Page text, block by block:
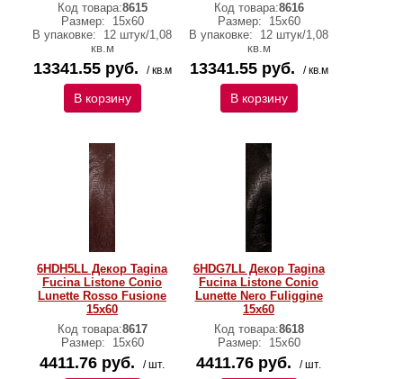
Код товара:8615
Размер:
15x60
В упаковке:
12 штук/1,08
кв.м
13341.55 руб. / кв.м
В корзину
Код товара:8616
Размер:
15x60
В упаковке:
12 штук/1,08
кв.м
13341.55 руб. / кв.м
В корзину
6HDH5LL Декор Tagina
Fucina Listone Conio
Lunette Rosso Fusione
15x60
Код товара:8617
Размер:
15x60
4411.76 руб. / шт.
6HDG7LL Декор Tagina
Fucina Listone Conio
Lunette Nero Fuliggine
15x60
Код товара:8618
Размер:
15x60
4411.76 руб. / шт.